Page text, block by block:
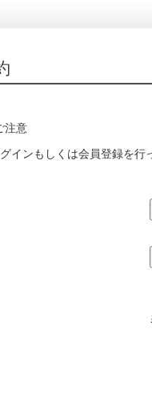
注意
インもしくは会員登録を